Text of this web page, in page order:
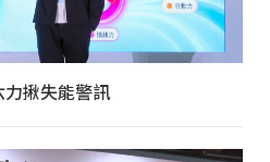
揪失能警訊